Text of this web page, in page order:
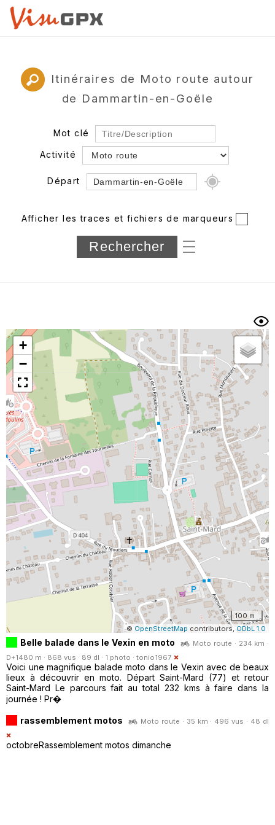
Itinéraires de Moto route autour
de Dammartin-en-Goële
Mot clé
Activité
Départ
Département
Longueur min/max
Trier par
Horodatage Photos
Afficher les traces et fichiers de marqueurs
+
−
100 m
© OpenStreetMap contributors, ODbL 1.0
Belle balade dans le Vexin en moto
Moto route · 234 km ·
D+1480 m · 868 vus · 89 dl · 1 photo · tonio1967
Voici une magnifique balade moto dans le Vexin avec de beaux
lieux à découvrir en moto. Départ Saint-Mard (77) et retour
Saint-Mard Le parcours fait au total 232 kms à faire dans la
journée ! Pr�
rassemblement motos Moto route · 35 km · 496 vus · 48 dl
octobreRassemblement motos dimanche